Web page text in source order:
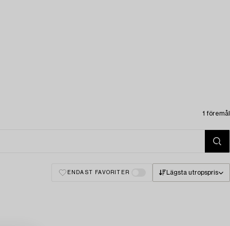
1 föremål
ENDAST FAVORITER Lägsta utropspris